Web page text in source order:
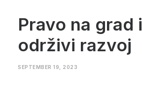
Pravo na grad i
održivi razvoj
SEPTEMBER 19, 2023